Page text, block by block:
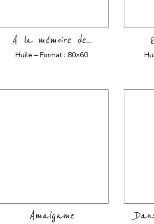
A la mémoire de…
Huile – Format : 80×60
Amalgame